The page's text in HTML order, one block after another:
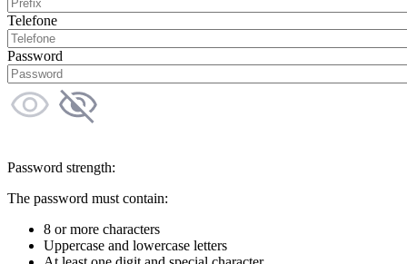
Telefone
Password
Password strength:
The password must contain:
8 or more characters
Uppercase and lowercase letters